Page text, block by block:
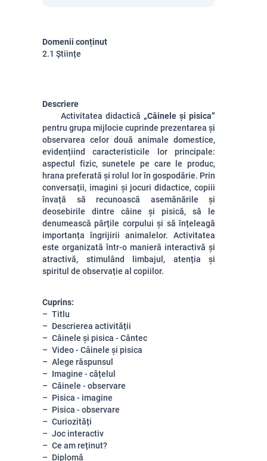
Domenii conținut
2.1 Științe
Descriere
Activitatea didactică „Câinele și pisica”
pentru grupa mijlocie cuprinde prezentarea și
observarea celor două animale domestice,
evidențiind caracteristicile lor principale:
aspectul fizic, sunetele pe care le produc,
hrana preferată și rolul lor în gospodărie. Prin
conversații, imagini și jocuri didactice, copiii
învață să recunoască asemănările și
deosebirile dintre câine și pisică, să le
denumească părțile corpului și să înțeleagă
importanța îngrijirii animalelor. Activitatea
este organizată într-o manieră interactivă și
atractivă, stimulând limbajul, atenția și
spiritul de observație al copiilor.
Cuprins:
Titlu
Descrierea activității
Câinele și pisica - Cântec
Video - Câinele și pisica
Alege răspunsul
Imagine - câțelul
Câinele - observare
Pisica - imagine
Pisica - observare
Curiozități
Joc interactiv
Ce am reținut?
Diplomă